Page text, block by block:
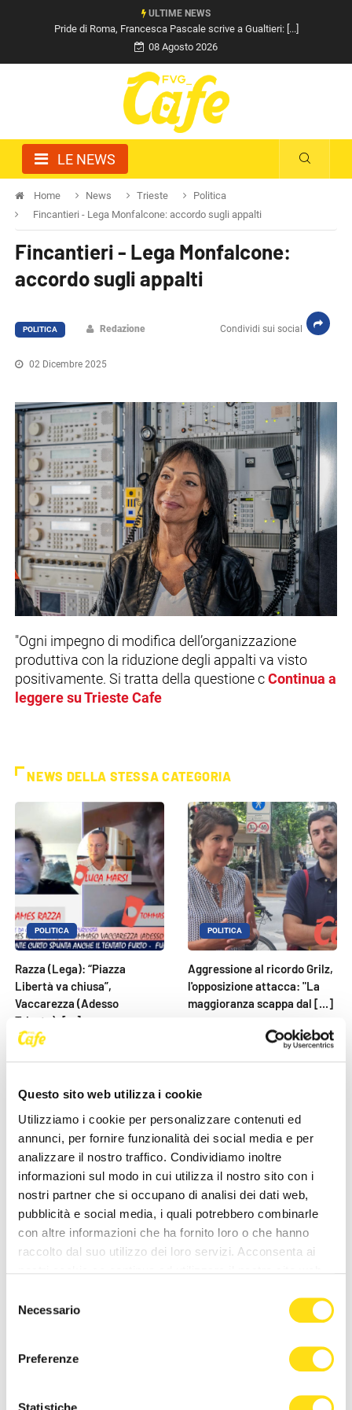
Questo sito web utilizza i cookie
Utilizziamo i cookie per personalizzare contenuti ed
annunci, per fornire funzionalità dei social media e per
analizzare il nostro traffico. Condividiamo inoltre
informazioni sul modo in cui utilizza il nostro sito con i
nostri partner che si occupano di analisi dei dati web,
pubblicità e social media, i quali potrebbero combinarle
con altre informazioni che ha fornito loro o che hanno
raccolto dal suo utilizzo dei loro servizi. Acconsenta ai
delNecessario
Preferenze
ULTIME NEWS
Pride di Roma, Francesca Pascale scrive a Gualtieri: [...]
08 Agosto 2026
LE NEWS
Home News Trieste
Politica
Fincantieri - Lega Monfalcone: accordo sugli appalti
Fincantieri - Lega Monfalcone:
accordo sugli appalti
Condividi sui social
POLITICA Redazione
02 Dicembre 2025
"Ogni impegno di modifica dell’organizzazione
produttiva con la riduzione degli appalti va visto
positivamente. Si tratta della questione c Continua a
leggere su Trieste Cafe
NEWS DELLA STESSA CATEGORIA
POLITICA
Razza (Lega): “Piazza
Libertà va chiusa”,
Vaccarezza (Adesso
Trieste): [...]
27 Maggio 2026
POLITICA
Aggressione al ricordo Grilz,
l'opposizione attacca: "La
maggioranza scappa dal [...]
POLITICA
“La Minaccia di Allah” di
Anna Cisint a Gorizia per un
POLITICA
Bandiere rosse a Santa
Croce, il PD attacca